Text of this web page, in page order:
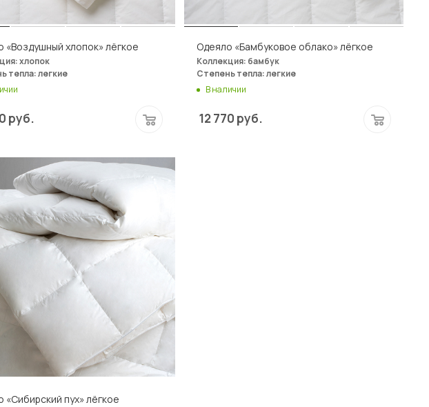
«Воздушный хлопок» лёгкое
хлопок
тепла: легкие
руб.
Одеяло «Бамбуковое облако» лёгкое
Коллекция: бамбук
Степень тепла: легкие
В наличии
12 770 руб.
«Сибирский пух» лёгкое